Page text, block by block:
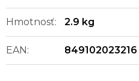
Hmotnosť: 2.9 kg
EAN: 849102023216